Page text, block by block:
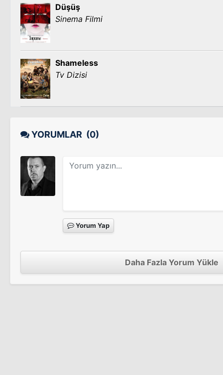
Düşüş
Sinema Filmi
Shameless
Tv Dizisi
YORUMLAR (0)
Yorum Yap
Daha Fazla Yorum Yükle